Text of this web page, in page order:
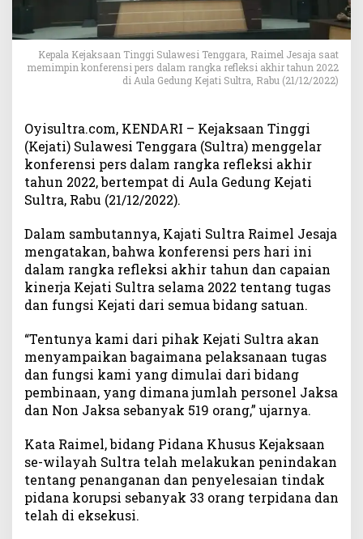
2
,
K
a
j
a
S
u
l
t
r
3
3
r
a
g
T
e
r
p
d
a
n
T
Kepala Kejaksaan Tinggi Sulawesi Tenggara, Raimel Jesaja saat
memimpin konferensi pers dalam rangka refleksi akhir tahun 2022
di Aula Gedung Kejati Sultra, Rabu (21/12/2022)
Oyisultra.com, KENDARI – Kejaksaan Tinggi
(Kejati) Sulawesi Tenggara (Sultra) menggelar
konferensi pers dalam rangka refleksi akhir
tahun 2022, bertempat di Aula Gedung Kejati
Sultra, Rabu (21/12/2022).
Dalam sambutannya, Kajati Sultra Raimel Jesaja
mengatakan, bahwa konferensi pers hari ini
dalam rangka refleksi akhir tahun dan capaian
kinerja Kejati Sultra selama 2022 tentang tugas
dan fungsi Kejati dari semua bidang satuan.
“Tentunya kami dari pihak Kejati Sultra akan
menyampaikan bagaimana pelaksanaan tugas
dan fungsi kami yang dimulai dari bidang
pembinaan, yang dimana jumlah personel Jaksa
dan Non Jaksa sebanyak 519 orang,” ujarnya.
Kata Raimel, bidang Pidana Khusus Kejaksaan
se-wilayah Sultra telah melakukan penindakan
tentang penanganan dan penyelesaian tindak
pidana korupsi sebanyak 33 orang terpidana dan
telah di eksekusi.